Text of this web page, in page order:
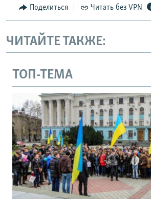
Поделиться Читать без VPN
ЧИТАЙТЕ ТАКЖЕ:
ТОП-ТЕМА